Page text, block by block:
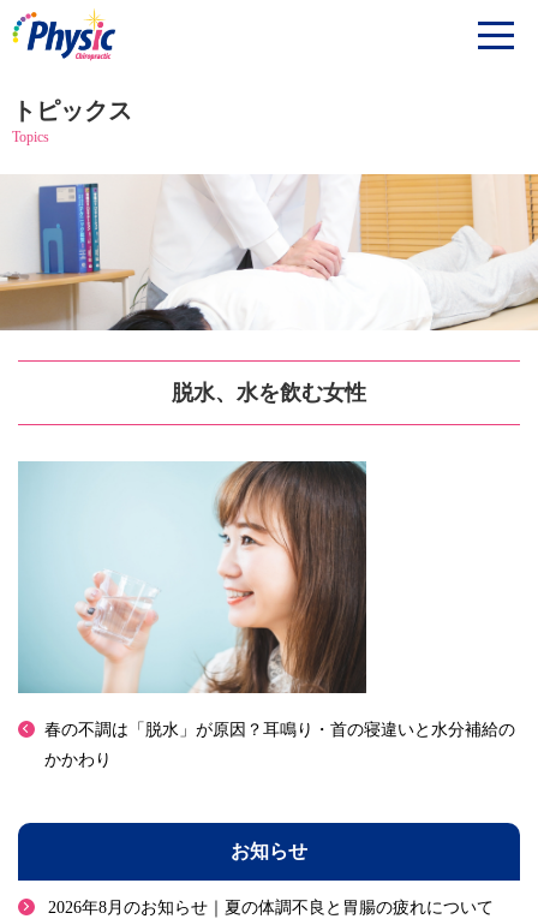
トピックス
Topics
脱水、水を飲む女性
春の不調は「脱水」が原因？耳鳴り・首の寝違いと水分補給の
かかわり
お知らせ
2026年8月のお知らせ｜夏の体調不良と胃腸の疲れについて